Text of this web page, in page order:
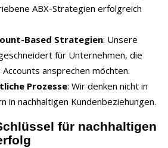
ABX-Strategien erfolgreich
Based Strategien: Unsere
für Unternehmen, die
ansprechen möchten.
Prozesse: Wir denken nicht in
in nachhaltigen Kundenbeziehungen.
für nachhaltigen